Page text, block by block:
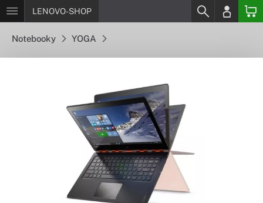
LENOVO-SHOP
Notebooky YOGA